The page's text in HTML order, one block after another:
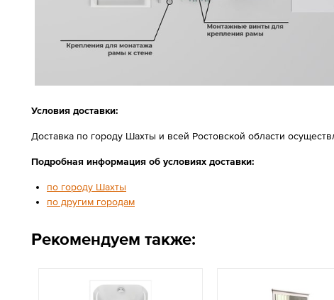
Условия доставки:
Доставка по городу Шахты и всей Ростовской области
Подробная информация об условиях доставки:
по городу Шахты
по другим городам
Рекомендуем также: